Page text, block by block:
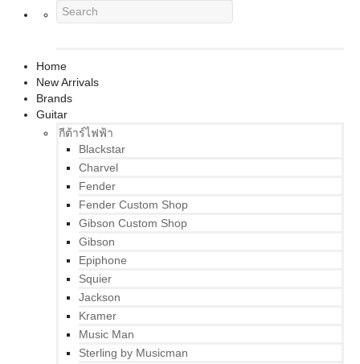
Home
New Arrivals
Brands
Guitar
กีต้าร์ไฟฟ้า
Blackstar
Charvel
Fender
Fender Custom Shop
Gibson Custom Shop
Gibson
Epiphone
Squier
Jackson
Kramer
Music Man
Sterling by Musicman